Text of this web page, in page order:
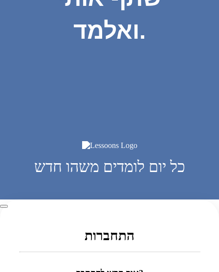
ואלמד.
כל יום לומדים משהו חדש
התחברות